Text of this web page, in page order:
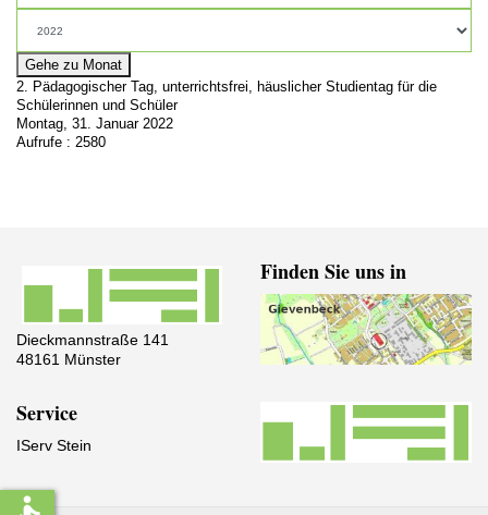
Gehe zu Monat
2. Pädagogischer Tag, unterrichtsfrei, häuslicher Studientag für die
Schülerinnen und Schüler
Montag, 31. Januar 2022
Aufrufe : 2580
Dieckmannstraße 141
48161 Münster
Finden Sie uns in
Service
IServ Stein